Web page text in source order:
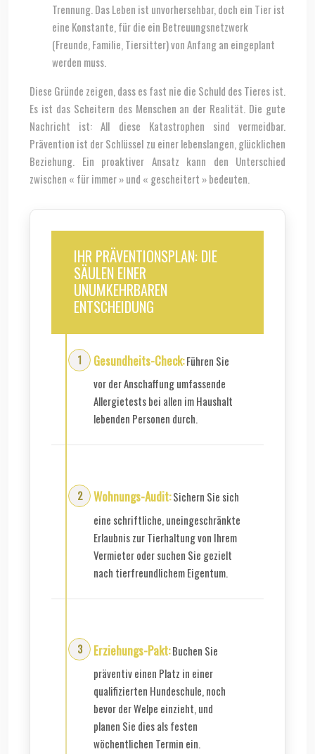
Trennung. Das Leben ist unvorhersehbar, doch ein Tier ist
eine Konstante, für die ein Betreuungsnetzwerk
(Freunde, Familie, Tiersitter) von Anfang an eingeplant
werden muss.
Diese Gründe zeigen, dass es fast nie die Schuld des Tieres ist.
Es ist das Scheitern des Menschen an der Realität. Die gute
Nachricht ist: All diese Katastrophen sind vermeidbar.
Prävention ist der Schlüssel zu einer lebenslangen, glücklichen
Beziehung. Ein proaktiver Ansatz kann den Unterschied
zwischen « für immer » und « gescheitert » bedeuten.
IHR PRÄVENTIONSPLAN: DIE
SÄULEN EINER
UNUMKEHRBAREN
ENTSCHEIDUNG
Gesundheits-Check:Führen Sie
vor der Anschaffung umfassende
Allergietests bei allen im Haushalt
lebenden Personen durch.
Wohnungs-Audit:Sichern Sie sich
eine schriftliche, uneingeschränkte
Erlaubnis zur Tierhaltung von Ihrem
Vermieter oder suchen Sie gezielt
nach tierfreundlichem Eigentum.
Erziehungs-Pakt:Buchen Sie
präventiv einen Platz in einer
qualifizierten Hundeschule, noch
bevor der Welpe einzieht, und
planen Sie dies als festen
wöchentlichen Termin ein.